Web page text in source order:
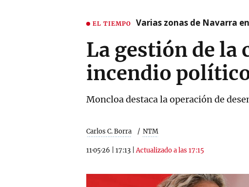
EL TIEMPO Varias zonas de Navarra
La gestión de la
incendio
Moncloa destaca la operación de
Carlos C. Borra NTM
11·05·26 17:13 |Actualizado a las 17:15